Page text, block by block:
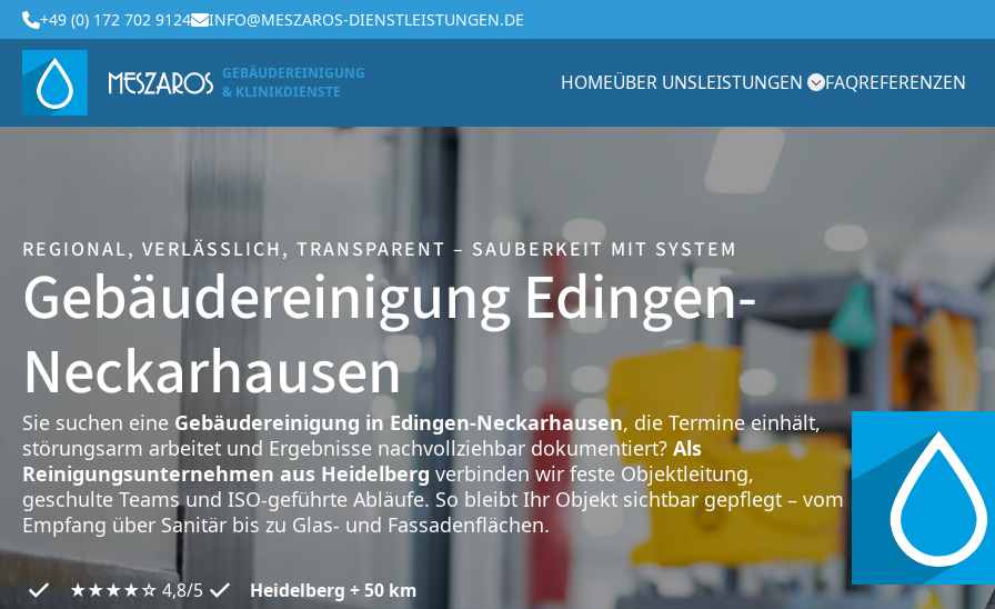
+49 (0) 172 702 9124 INFO@MESZAROS-DIENSTLEISTUNGEN.DE
GEBÄUDEREINIGUNG
& KLINIKDIENSTE
HOMEÜBER UNSLEISTUNGEN FAQREFERENZEN
REGIONAL, VERLÄSSLICH, TRANSPARENT – SAUBERKEIT MIT SYSTEM
Gebäudereinigung Edingen-
Neckarhausen
Sie suchen eine Gebäudereinigung in Edingen-Neckarhausen, die Termine einhält,
störungsarm arbeitet und Ergebnisse nachvollziehbar dokumentiert? Als
Reinigungsunternehmen aus Heidelberg verbinden wir feste Objektleitung,
geschulte Teams und ISO-geführte Abläufe. So bleibt Ihr Objekt sichtbar gepflegt – vom
Empfang über Sanitär bis zu Glas- und Fassadenflächen.
★★★★☆ 4,8/5
Heidelberg + 50 km